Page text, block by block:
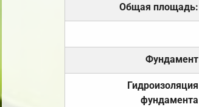
Общая площадь:
Фундамент
Гидроизоляция
фундамента